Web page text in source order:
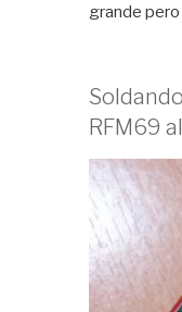
grande pero
RFM69